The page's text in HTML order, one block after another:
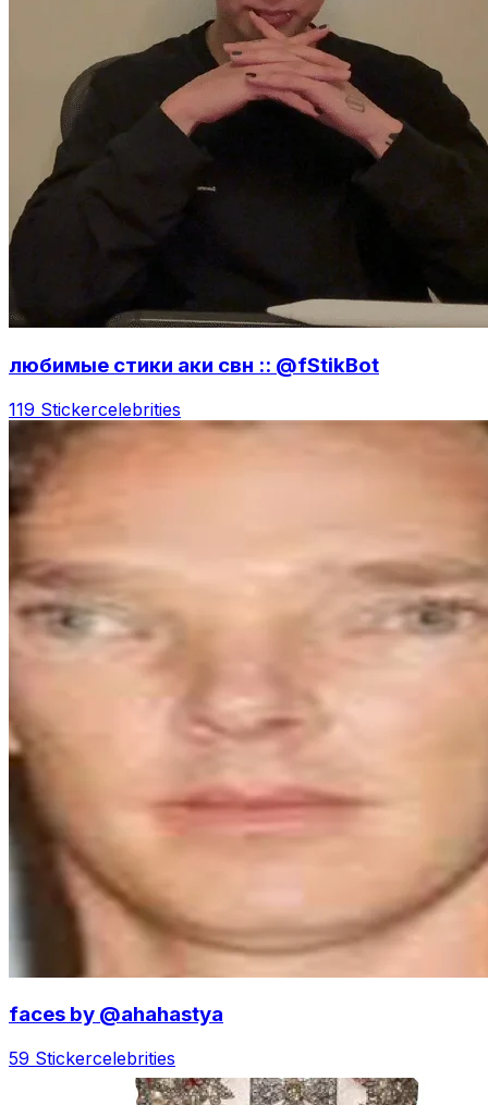
любимые стики аки свн :: @fStikBot
119 Stickercelebrities
faces by @ahahastya
59 Stickercelebrities